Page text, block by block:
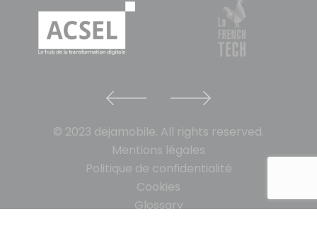
© 2023 dejamobile. All rights reserved.
Mentions légales
Politique de confidentialité
Cookies
Glossary